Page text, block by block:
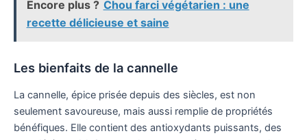
Encore plus ? Chou farci végétarien : une
recette délicieuse et saine
Les bienfaits de la cannelle
La cannelle, épice prisée depuis des siècles, est non
seulement savoureuse, mais aussi remplie de propriétés
bénéfiques. Elle contient des antioxydants puissants, des